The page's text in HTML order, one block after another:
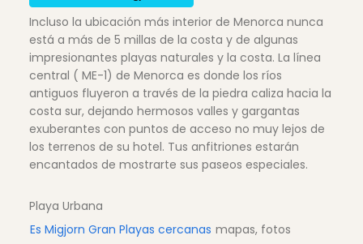
Incluso la ubicación más interior de Menorca nunca
está a más de 5 millas de la costa y de algunas
impresionantes playas naturales y la costa. La línea
central ( ME-1) de Menorca es donde los ríos
antiguos fluyeron a través de la piedra caliza hacia la
costa sur, dejando hermosos valles y gargantas
exuberantes con puntos de acceso no muy lejos de
los terrenos de su hotel. Tus anfitriones estarán
encantados de mostrarte sus paseos especiales.
Playa Urbana
Es Migjorn Gran Playas cercanas mapas, fotos